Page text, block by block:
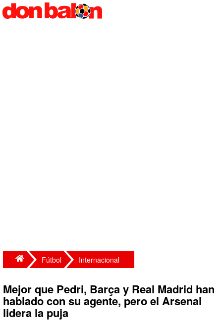
Fútbol Internacional
Mejor que Pedri, Barça y Real Madrid han
hablado con su agente, pero el Arsenal
lidera la puja